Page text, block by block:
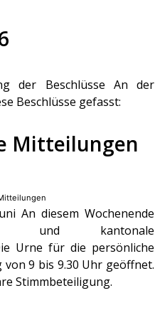
der Beschlüsse An der
Beschlüsse gefasst:
Mitteilungen
An diesem Wochenende
und kantonale
Urne für die persönliche
9 bis 9.30 Uhr geöffnet.
Stimmbeteiligung.